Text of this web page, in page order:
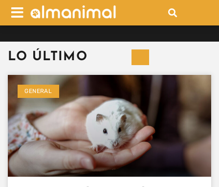
LO ÚLTIMO
GENERAL